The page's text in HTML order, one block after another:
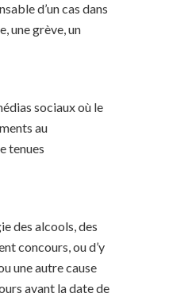
d’un cas dans
une grève, un
sociaux où le
au
tenues
des alcools, des
concours, ou d’y
une autre cause
avant la date de